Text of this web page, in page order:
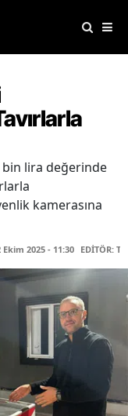
lira değerinde
kamerasına
Ekim 2025 - 11:30 EDİTÖR: